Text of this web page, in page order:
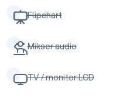
Flipchart
Mikser audio
TV / monitor LCD